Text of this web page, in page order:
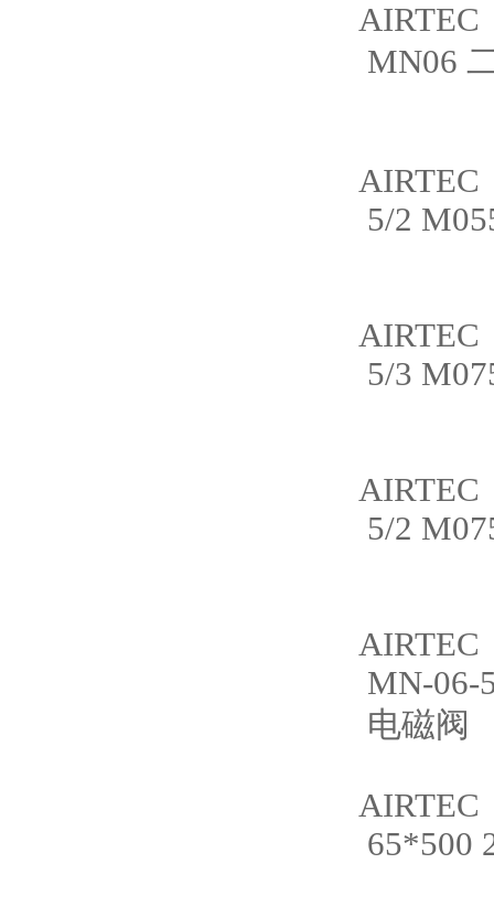
AIRTEC
MN06
AIRTEC
5/2
AIRTEC
5/3
AIRTEC
5/2
AIRTEC
MN-06-
电磁阀
AIRTEC
65*500